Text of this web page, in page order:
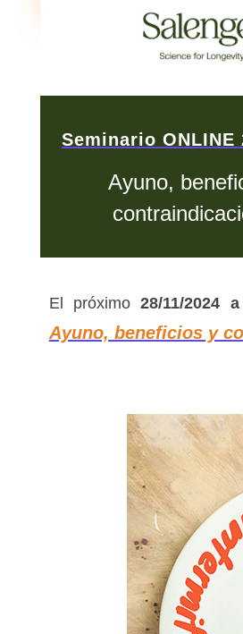
Seminario ONLINE
Ayuno,
El próximo 28/11/2024
Ayuno, beneficios y